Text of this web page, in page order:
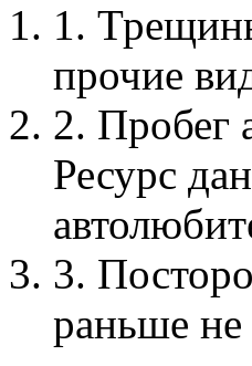
1.
прочие
2. Пробег
Ресурс
3.
раньше